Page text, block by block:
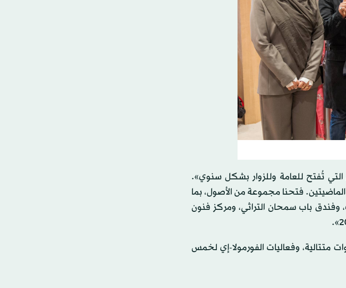
تُفتح للعامة وللزوار بشكل سنوي».
فتحنا مجموعة من الأصول، بما
باب سمحان التراثي، ومركز فنون
وفعاليات الفورمولا-إي لخمس